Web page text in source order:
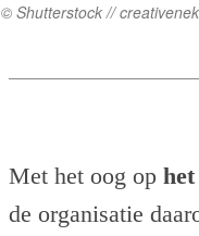
© Shutterstock //
Met het oog op
de organisatie